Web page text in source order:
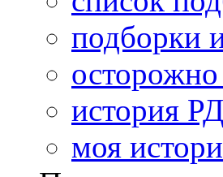
подборки
история РД
моя